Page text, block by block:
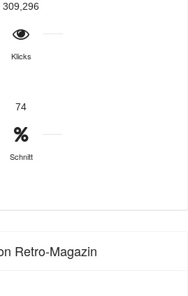
309,296
Klicks
74
Schnitt
Retro-Magazin